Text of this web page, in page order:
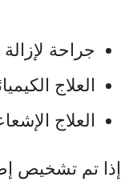
جراحة
العلاج
العلاج
إذا تم تشخيص